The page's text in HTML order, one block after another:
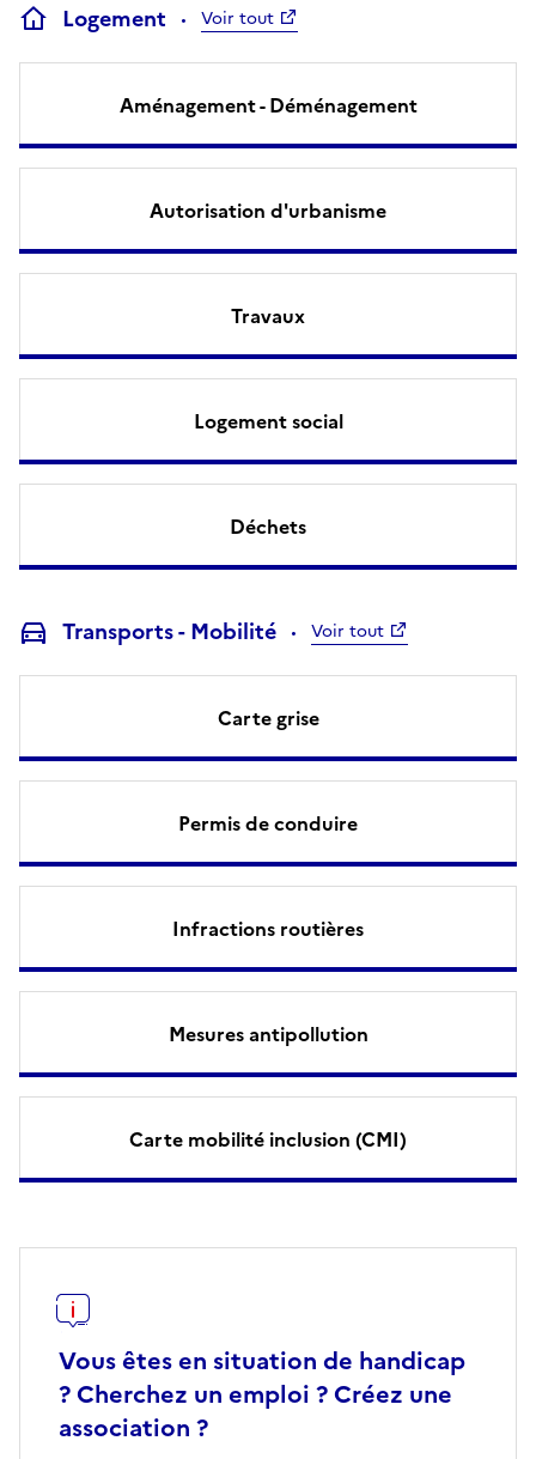
Logement Voir tout
Aménagement - Déménagement
Autorisation d'urbanisme
Travaux
Logement social
Déchets
Transports - Mobilité Voir tout
Carte grise
Permis de conduire
Infractions routières
Mesures antipollution
Carte mobilité inclusion (CMI)
Vous êtes en situation de handicap
? Cherchez un emploi ? Créez une
association ?